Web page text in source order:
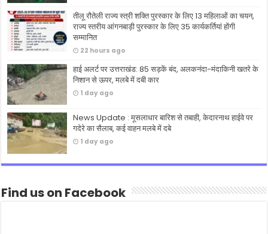
तीलू रौतेली राज्य स्त्री शक्ति पुरस्कार के लिए 13 महिलाओं का चयन,
राज्य स्तरीय आंगनबाड़ी पुरस्कार के लिए 35 कार्यकर्तियां होंगी
सम्मानित
22 hours ago
हाई अलर्ट पर उत्तराखंड: 85 सड़कें बंद, अलकनंदा-मंदाकिनी खतरे के
निशान से ऊपर, मलबे में दबी कार
1 day ago
News Update : मूसलाधार बारिश से तबाही, केदारनाथ हाईवे पर
गदेरे का सैलाब, कई वाहन मलबे में दबे
1 day ago
Find us on Facebook